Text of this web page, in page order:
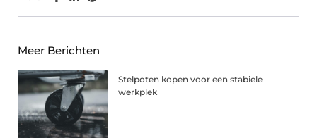
Meer Berichten
Stelpoten kopen voor een stabiele
werkplek